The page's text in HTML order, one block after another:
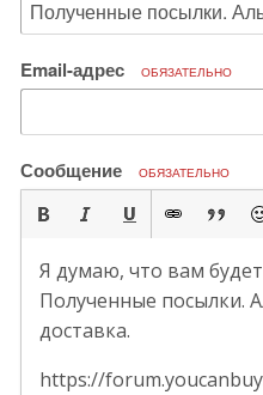
Email-адрес ОБЯЗАТЕЛЬНО
Сообщение ОБЯЗАТЕЛЬНО
Я думаю, что вам
Полученные посылки.
доставка.
https://